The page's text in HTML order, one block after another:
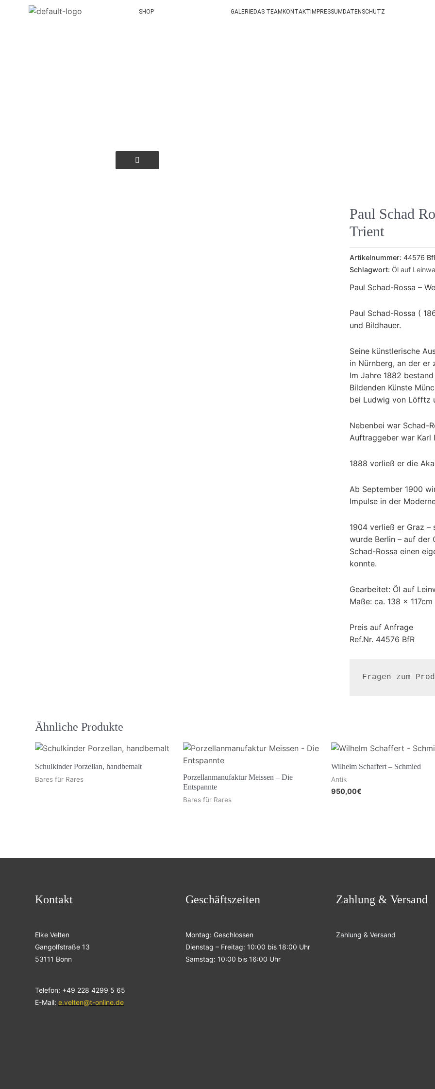
SHOP GALERIEDAS TEAM KONTAKT IMPRESSUM DATENSCHUTZ
Hamburger Toggle Menu
Paul Schad
Trient
Artikelnummer: 44576
Schlagwort: Öl auf
Paul Schad-Rossa –
Paul Schad-Rossa (
und Bildhauer.
Seine künstlerische
in Nürnberg, an der er
Im Jahre 1882
Bildenden Künste
bei Ludwig von Löfftz
Nebenbei war Schad-
Auftraggeber war Karl
1888 verließ er die
Ab September 1900
Impulse in der
1904 verließ er Graz –
wurde Berlin – auf der
Schad-Rossa einen
konnte.
Gearbeitet: Öl auf
Maße: ca. 138 x 117cm
Preis auf Anfrage
Ref.Nr. 44576 BfR
Fragen zum
Ähnliche Produkte
Schulkinder Porzellan, handbemalt
Bares für Rares
Porzellanmanufaktur Meissen – Die
Entspannte
Bares für Rares
Wilhelm Schaffert – Schmied
Antik
950,00€
Kontakt
Elke Velten
Gangolfstraße 13
53111 Bonn
Telefon: +49 228 4299 5 65
E-Mail: e.velten@t-online.de
Geschäftszeiten
Montag: Geschlossen
Dienstag – Freitag: 10:00 bis 18:00 Uhr
Samstag: 10:00 bis 16:00 Uhr
Zahlung & Versand
Zahlung & Versand